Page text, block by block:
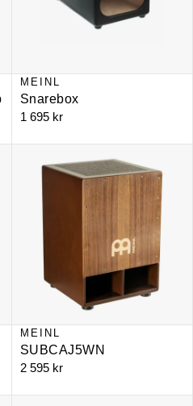
MEINL
Snarebox
1 695 kr
MEINL
SUBCAJ5WN
2 595 kr